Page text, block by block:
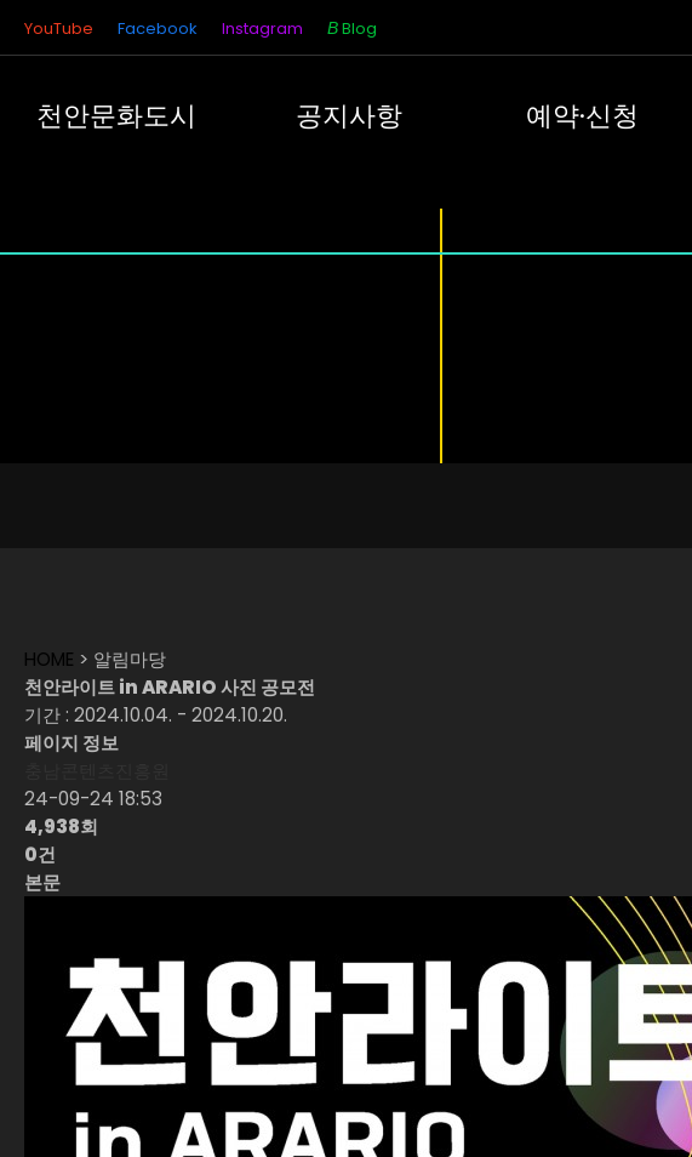
YouTube Facebook Instagram Blog
천안문화도시 공지사항 예약·신청
HOME > 알림마당
천안라이트 in ARARIO 사진 공모전
기간 : 2024.10.04. - 2024.10.20.
페이지 정보
24-09-24 18:53
4,938회
0건
본문